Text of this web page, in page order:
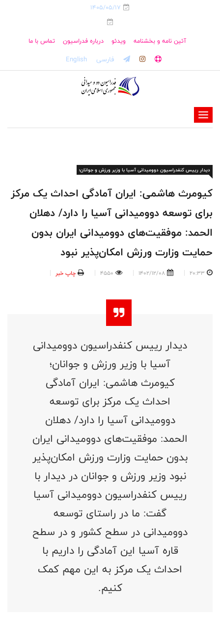
1405/05/17
آئین نامه و بخشنامه ویدئو درباره فدراسیون تماس با ما
فارسی English
-
-
-
دیدار رییس کنفدراسیون دوومیدانی آسیا با وزیر ورزش و جوانان؛
کیومرث هاشمی: ایران آمادگی احداث یک مرکز
برای توسعه دوومیدانی آسیا را دارد/ دهلان
الحمد: موفقیت‌های دوومیدانی ایران بدون
حمایت وزارت ورزش امکان‌پذیر نبود
20:33
1402/12/08
4550 چاپ خبر
دیدار رییس کنفدراسیون دوومیدانی
آسیا با وزیر ورزش و جوانان؛
کیومرث هاشمی: ایران آمادگی
احداث یک مرکز برای توسعه
دوومیدانی آسیا را دارد/ دهلان
الحمد: موفقیت‌های دوومیدانی ایران
بدون حمایت وزارت ورزش امکان‌پذیر
نبود وزیر ورزش و جوانان در دیدار با
رییس کنفدراسیون دوومیدانی آسیا
گفت: ما در راستای توسعه
دوومیدانی در سطح کشور و در سطح
قاره آسیا این آمادگی را داریم با
احداث یک مرکز به این مهم کمک
کنیم.